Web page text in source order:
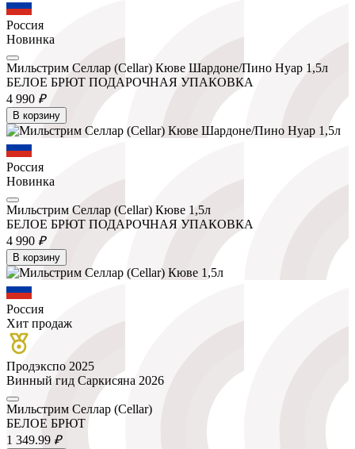
Россия
Новинка
Мильстрим Селлар (Cellar) Кюве Шардоне/Пино Нуар 1,5л
БЕЛОЕ БРЮТ ПОДАРОЧНАЯ УПАКОВКА
4 990 ₽
В корзину
Россия
Новинка
Мильстрим Селлар (Cellar) Кюве 1,5л
БЕЛОЕ БРЮТ ПОДАРОЧНАЯ УПАКОВКА
4 990 ₽
В корзину
Россия
Хит продаж
Продэкспо 2025
Винный гид Саркисяна 2026
Мильстрим Селлар (Cellar)
БЕЛОЕ БРЮТ
1 349.99 ₽